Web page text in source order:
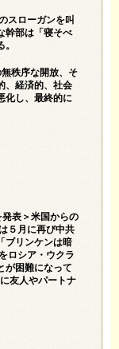
スローガンを叫
幹部は「寝そべ
秩序な開放、そ
、経済的、社会
化し、最終的に
表＞米国からの
５月に再び中共
ブリンケンは暗
ロシア・ウクラ
が困難になって
友人やパートナ